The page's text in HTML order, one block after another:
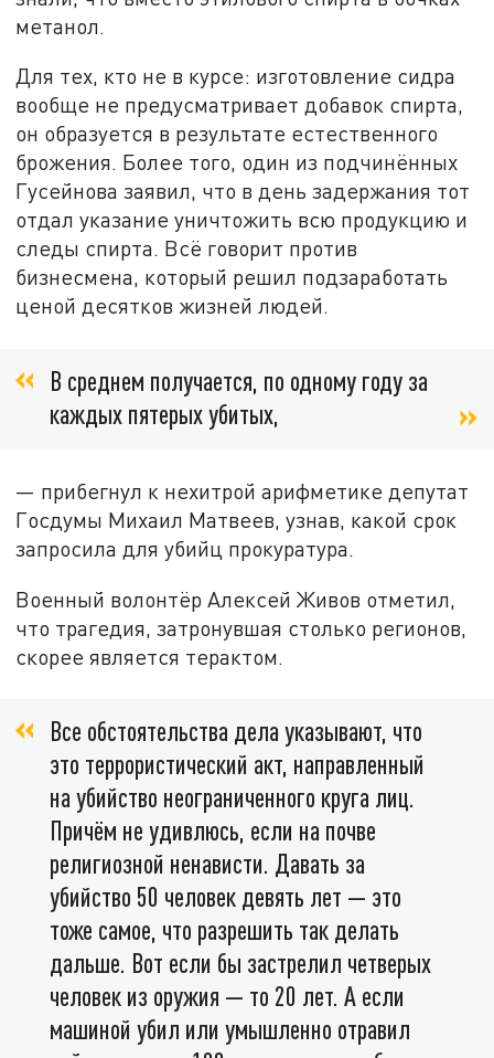
метанол.
Для тех, кто не в курсе: изготовление сидра
вообще не предусматривает добавок спирта,
он образуется в результате естественного
брожения. Более того, один из подчинённых
Гусейнова заявил, что в день задержания тот
отдал указание уничтожить всю продукцию и
следы спирта. Всё говорит против
бизнесмена, который решил подзаработать
ценой десятков жизней людей.
В среднем получается, по одному году за
каждых пятерых убитых,
— прибегнул к нехитрой арифметике депутат
Госдумы Михаил Матвеев, узнав, какой срок
запросила для убийц прокуратура.
Военный волонтёр Алексей Живов отметил,
что трагедия, затронувшая столько регионов,
скорее является терактом.
Все обстоятельства дела указывают, что
это террористический акт, направленный
на убийство неограниченного круга лиц.
Причём не удивлюсь, если на почве
религиозной ненависти. Давать за
убийство 50 человек девять лет — это
тоже самое, что разрешить так делать
дальше. Вот если бы застрелил четверых
человек из оружия — то 20 лет. А если
машиной убил или умышленно отравил